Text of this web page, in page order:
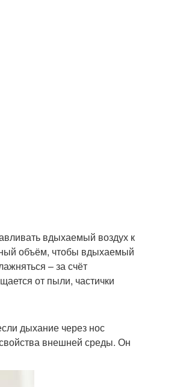
вдыхаемый воздух к
объём, чтобы вдыхаемый
– за счёт
от пыли, частички
дыхание через нос
внешней среды. Он